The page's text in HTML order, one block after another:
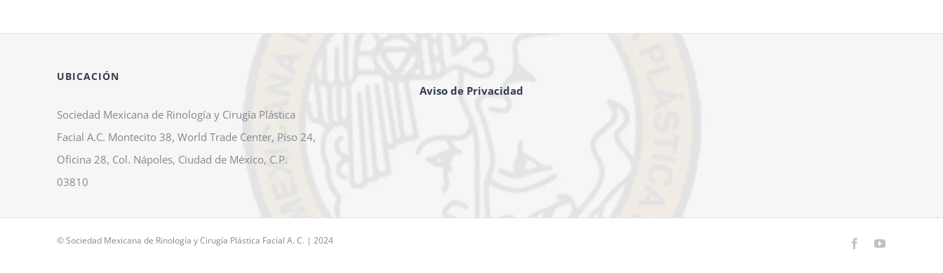
UBICACIÓN
Sociedad Mexicana de Rinología y Cirugía Plástica
Facial A.C. Montecito 38, World Trade Center, Piso 24,
Oficina 28, Col. Nápoles, Ciudad de México, C.P.
03810
Aviso de Privacidad
© Sociedad Mexicana de Rinología y Cirugía Plástica Facial A. C. | 2024 FacebookYouTube